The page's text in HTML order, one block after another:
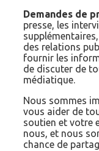
Demandes de
presse, les
des relations
fournir les
de discuter de
médiatique.
Nous sommes
vous aider de
soutien et votre
nous, et nous
chance de